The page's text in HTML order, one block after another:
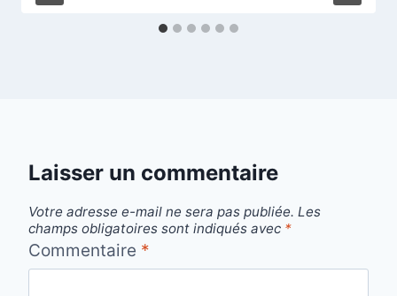
Laisser un commentaire
Votre adresse e-mail ne sera pas publiée. Les
champs obligatoires sont indiqués avec *
Commentaire *